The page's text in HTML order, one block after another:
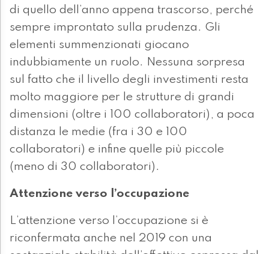
di quello dell’anno appena trascorso, perché
sempre improntato sulla prudenza. Gli
elementi summenzionati giocano
indubbiamente un ruolo. Nessuna sorpresa
sul fatto che il livello degli investimenti resta
molto maggiore per le strutture di grandi
dimensioni (oltre i 100 collaboratori), a poca
distanza le medie (fra i 30 e 100
collaboratori) e infine quelle più piccole
(meno di 30 collaboratori).
Attenzione verso l’occupazione
L’attenzione verso l’occupazione si è
riconfermata anche nel 2019 con una